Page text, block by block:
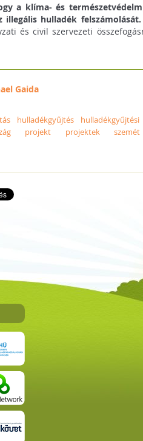
a klíma- és
illegális hulladék felszámolását.
és civil szervezeti
Gaida
hulladékgyűjtés hulladékgyűjtési
projekt projektek szemét